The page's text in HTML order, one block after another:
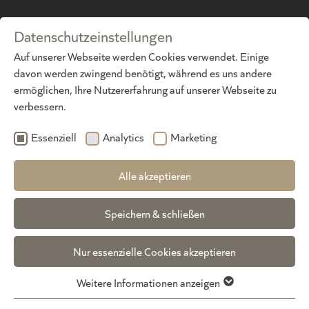
Datenschutzeinstellungen
Auf unserer Webseite werden Cookies verwendet. Einige
davon werden zwingend benötigt, während es uns andere
ermöglichen, Ihre Nutzererfahrung auf unserer Webseite zu
verbessern.
Essenziell Analytics Marketing
Alle akzeptieren
Speichern & schließen
Nur essenzielle Cookies akzeptieren
Weitere Informationen anzeigen
DE·EN